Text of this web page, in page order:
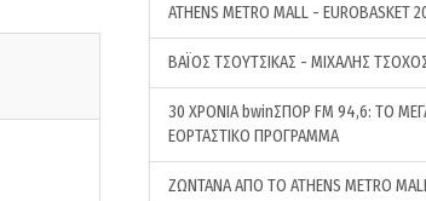
ATHENS METRO MALL - EUROBASKET
ΒΑΪΟΣ ΤΣΟΥΤΣΙΚΑΣ - ΜΙΧΑΛΗΣ
30 ΧΡΟΝΙΑ bwinΣΠΟΡ FM 94,6: ΤΟ
ΕΟΡΤΑΣΤΙΚΟ ΠΡΟΓΡΑΜΜΑ
ΖΩΝΤΑΝΑ ΑΠΟ ΤΟ ATHENS METRO